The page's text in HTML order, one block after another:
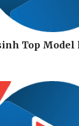
Top Model